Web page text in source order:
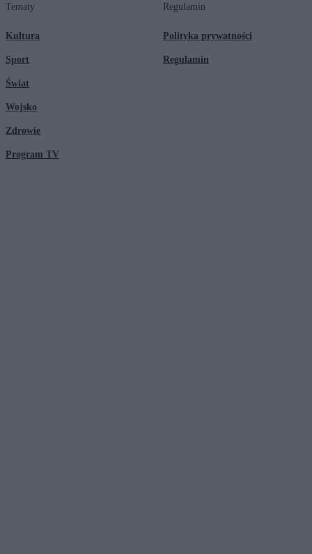
Tematy
Kultura
Sport
Świat
Wojsko
Zdrowie
Program TV
Regulamin
Polityka prywatności
Regulamin